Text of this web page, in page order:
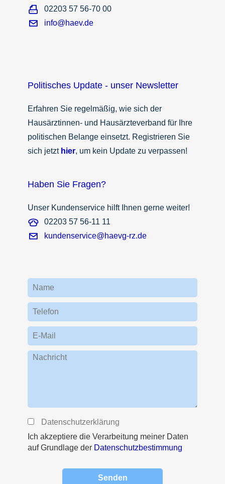
02203 57 56-70 00
info@haev.de
Politisches Update - unser Newsletter
Erfahren Sie regelmäßig, wie sich der
Hausärztinnen- und Hausärzteverband für Ihre
politischen Belange einsetzt. Registrieren Sie
sich jetzt hier, um kein Update zu verpassen!
Haben Sie Fragen?
Unser Kundenservice hilft Ihnen gerne weiter!
02203 57 56-11 11
kundenservice@haevg-rz.de
Name
Telefon
E-Mail
Nachricht
Datenschutzerklärung
Ich akzeptiere die Verarbeitung meiner Daten
auf Grundlage der Datenschutzbestimmung